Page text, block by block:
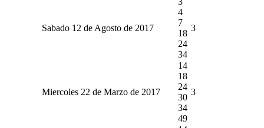
Sabado 12 de Agosto de 2017
4
7
18
24
34
3
Miercoles 22 de Marzo de 2017
14
18
24
30
34
49
3